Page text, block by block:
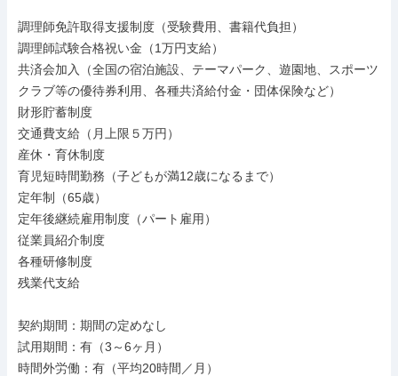
調理師免許取得支援制度（受験費用、書籍代負担）
調理師試験合格祝い金（1万円支給）
共済会加入（全国の宿泊施設、テーマパーク、遊園地、スポーツ
クラブ等の優待券利用、各種共済給付金・団体保険など）
財形貯蓄制度
交通費支給（月上限５万円）
産休・育休制度
育児短時間勤務（子どもが満12歳になるまで）
定年制（65歳）
定年後継続雇用制度（パート雇用）
従業員紹介制度
各種研修制度
残業代支給
契約期間：期間の定めなし
試用期間：有（3～6ヶ月）
時間外労働：有（平均20時間／月）